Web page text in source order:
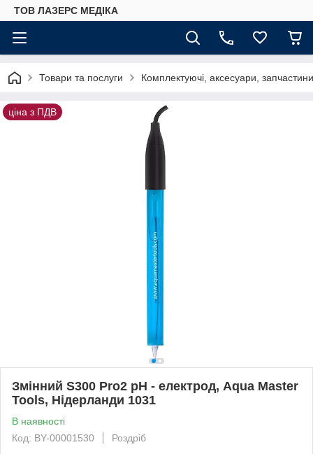
ТОВ ЛАЗЕРС МЕДІКА
Товари та послуги Комплектуючі, аксесуари,
ціна з ПДВ
Змінний S300 Pro2 pH - електрод, Aqua Master
Tools, Нідерланди 1031
В наявності
Код: BY-00001530
Роздріб